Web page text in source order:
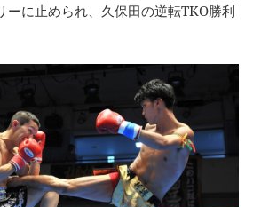
ーに止められ、久保田の逆転TKO勝利